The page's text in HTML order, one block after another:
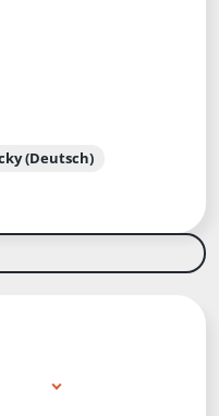
(Deutsch)